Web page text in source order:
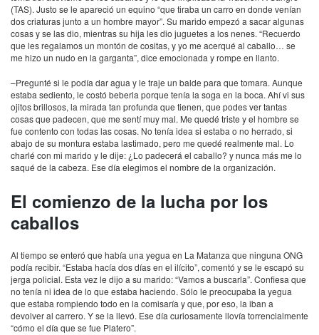
(TAS). Justo se le apareció un equino “que tiraba un carro en donde venían
dos criaturas junto a un hombre mayor”. Su marido empezó a sacar algunas
cosas y se las dio, mientras su hija les dio juguetes a los nenes. “Recuerdo
que les regalamos un montón de cositas, y yo me acerqué al caballo… se
me hizo un nudo en la garganta”, dice emocionada y rompe en llanto.
–Pregunté si le podía dar agua y le traje un balde para que tomara. Aunque
estaba sediento, le costó beberla porque tenía la soga en la boca. Ahí vi sus
ojitos brillosos, la mirada tan profunda que tienen, que podes ver tantas
cosas que padecen, que me sentí muy mal. Me quedé triste y el hombre se
fue contento con todas las cosas. No tenía idea si estaba o no herrado, si
abajo de su montura estaba lastimado, pero me quedé realmente mal. Lo
charlé con mi marido y le dije: ¿Lo padecerá el caballo? y nunca más me lo
saqué de la cabeza. Ese día elegimos el nombre de la organización.
El comienzo de la lucha por los
caballos
Al tiempo se enteró que había una yegua en La Matanza que ninguna ONG
podía recibir. “Estaba hacía dos días en el ilícito”, comentó y se le escapó su
jerga policial. Esta vez le dijo a su marido: “Vamos a buscarla”. Confiesa que
no tenía ni idea de lo que estaba haciendo. Sólo le preocupaba la yegua
que estaba rompiendo todo en la comisaría y que, por eso, la iban a
devolver al carrero. Y se la llevó. Ese día curiosamente llovía torrencialmente
“cómo el día que se fue Platero”.